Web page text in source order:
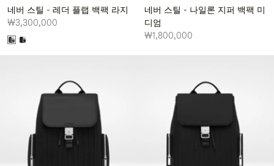
네버 스틸 - 레더 플랩 백팩 라지
₩3,300,000
네버 스틸 - 나일론 지퍼 백팩 미
디엄
₩1,800,000